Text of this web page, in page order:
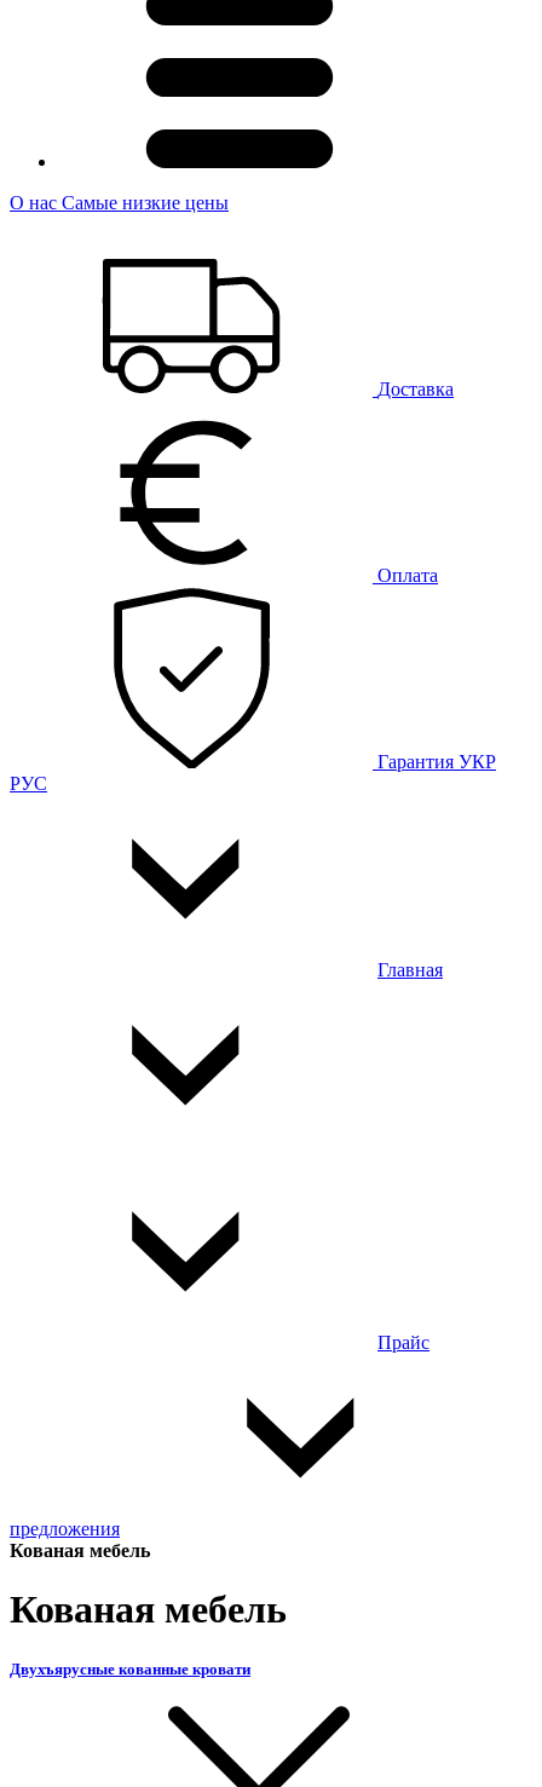
О нас Самые низкие цены
Доставка
Оплата
Гарантия УКР
РУС
Главная
Прайс
предложения
Кованая мебель
Кованая мебель
Двухъярусные кованные кровати